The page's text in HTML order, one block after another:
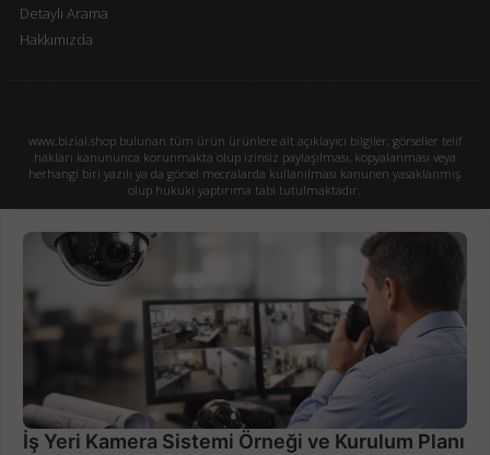
Detaylı Arama
Hakkımızda
www.bizial.shop bulunan tüm ürün ürünlere ait açıklayıcı bilgiler, görseller telif
hakları kanununca korunmakta olup izinsiz paylaşılması, kopyalanması veya
herhangi biri yazılı ya da görsel mecralarda kullanılması kanunen yasaklanmış
olup hukuki yaptırıma tabi tutulmaktadır.
İş Yeri Kamera Sistemi Örneği ve Kurulum Planı